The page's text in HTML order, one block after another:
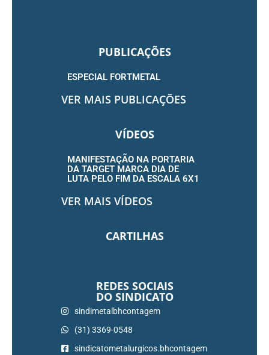
PUBLICAÇÕES
ESPECIAL FORTMETAL
VER MAIS PUBLICAÇÕES
VÍDEOS
MANIFESTAÇÃO NA PORTARIA
DA TARGET MARCA DIA DE
LUTA PELO FIM DA ESCALA 6X1
VER MAIS VÍDEOS
CARTILHAS
REDES SOCIAIS
DO SINDICATO
sindimetalbhcontagem
(31) 3369-0548
sindicatometalurgicos.bhcontagem